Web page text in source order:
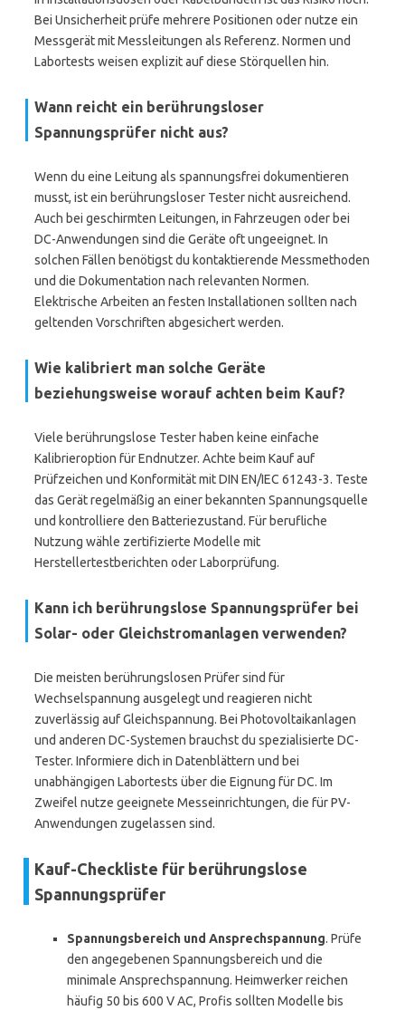
Bei Unsicherheit prüfe mehrere Positionen oder nutze ein
Messgerät mit Messleitungen als Referenz. Normen und
Labortests weisen explizit auf diese Störquellen hin.
Wann reicht ein berührungsloser
Spannungsprüfer nicht aus?
Wenn du eine Leitung als spannungsfrei dokumentieren
musst, ist ein berührungsloser Tester nicht ausreichend.
Auch bei geschirmten Leitungen, in Fahrzeugen oder bei
DC-Anwendungen sind die Geräte oft ungeeignet. In
solchen Fällen benötigst du kontaktierende Messmethoden
und die Dokumentation nach relevanten Normen.
Elektrische Arbeiten an festen Installationen sollten nach
geltenden Vorschriften abgesichert werden.
Wie kalibriert man solche Geräte
beziehungsweise worauf achten beim Kauf?
Viele berührungslose Tester haben keine einfache
Kalibrieroption für Endnutzer. Achte beim Kauf auf
Prüfzeichen und Konformität mit DIN EN/IEC 61243-3. Teste
das Gerät regelmäßig an einer bekannten Spannungsquelle
und kontrolliere den Batteriezustand. Für berufliche
Nutzung wähle zertifizierte Modelle mit
Herstellertestberichten oder Laborprüfung.
Kann ich berührungslose Spannungsprüfer bei
Solar- oder Gleichstromanlagen verwenden?
Die meisten berührungslosen Prüfer sind für
Wechselspannung ausgelegt und reagieren nicht
zuverlässig auf Gleichspannung. Bei Photovoltaikanlagen
und anderen DC-Systemen brauchst du spezialisierte DC-
Tester. Informiere dich in Datenblättern und bei
unabhängigen Labortests über die Eignung für DC. Im
Zweifel nutze geeignete Messeinrichtungen, die für PV-
Anwendungen zugelassen sind.
Kauf-Checkliste für berührungslose
Spannungsprüfer
Spannungsbereich und Ansprechspannung. Prüfe
den angegebenen Spannungsbereich und die
minimale Ansprechspannung. Heimwerker reichen
häufig 50 bis 600 V AC, Profis sollten Modelle bis